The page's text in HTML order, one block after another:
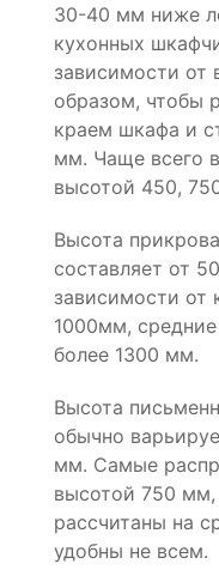
30-40 мм ниже
кухонных
зависимости от
образом, чтобы
краем шкафа и
мм. Чаще всего
высотой 450,
Высота
составляет от
зависимости от
1000мм,
более 1300 мм.
Высота
обычно
мм. Самые
высотой 750 мм,
рассчитаны на
удобны не всем.